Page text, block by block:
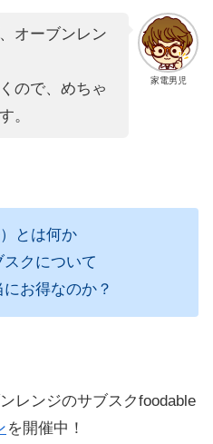
家電男児
オーブンレン
ので、めちゃ
。
とは何か
スクについて
お得なのか？
レンジのサブスクfoodable
を開催中！